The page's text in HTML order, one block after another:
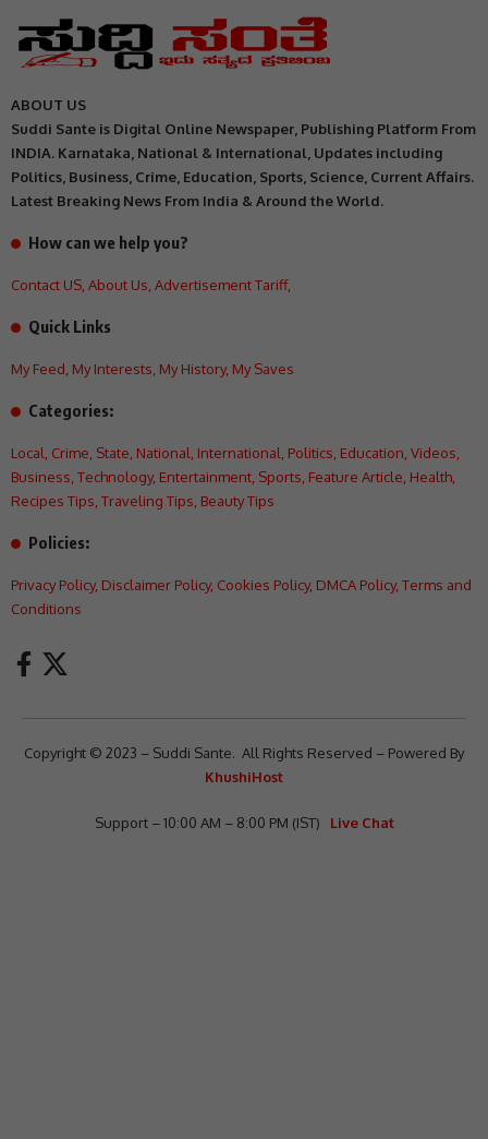
ABOUT US
Suddi Sante is Digital Online Newspaper, Publishing Platform From
INDIA. Karnataka, National & International, Updates including
Politics, Business, Crime, Education, Sports, Science, Current Affairs.
Latest Breaking News From India & Around the World.
How can we help you?
Contact US, About Us, Advertisement Tariff,
Quick Links
My Feed, My Interests, My History, My Saves
Categories:
Local, Crime, State, National, International, Politics, Education, Videos,
Business, Technology, Entertainment, Sports, Feature Article, Health,
Recipes Tips, Traveling Tips, Beauty Tips
Policies:
Privacy Policy, Disclaimer Policy, Cookies Policy, DMCA Policy, Terms and
Conditions
Copyright © 2023 – Suddi Sante. All Rights Reserved – Powered By
KhushiHost
Support – 10:00 AM – 8:00 PM (IST) Live Chat